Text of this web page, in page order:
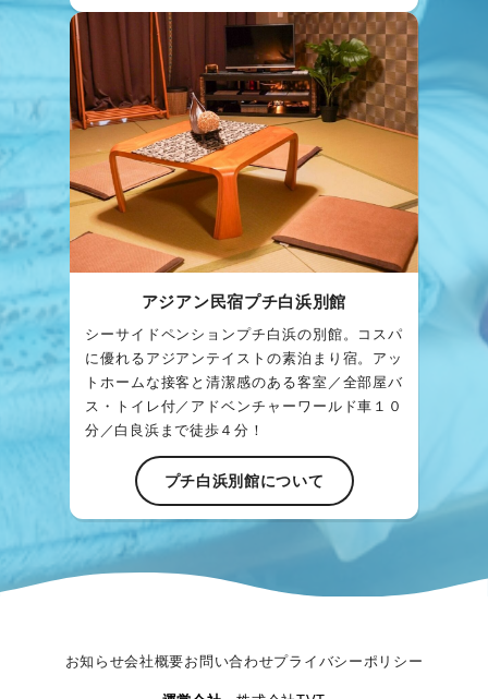
アジアン民宿プチ白浜別館
シーサイドペンションプチ白浜の別館。コスパ
に優れるアジアンテイストの素泊まり宿。アッ
トホームな接客と清潔感のある客室／全部屋バ
ス・トイレ付／アドベンチャーワールド車１０
分／白良浜まで徒歩４分！
プチ白浜別館について
お知らせ会社概要お問い合わせプライバシーポリシー